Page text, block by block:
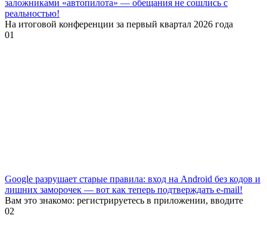
заложниками «автопилота» — обещания не сошлись с
реальностью!
На итоговой конференции за первый квартал 2026 года
01
Google разрушает старые правила: вход на Android без кодов и
лишних заморочек — вот как теперь подтверждать e-mail!
Вам это знакомо: регистрируетесь в приложении, вводите
02